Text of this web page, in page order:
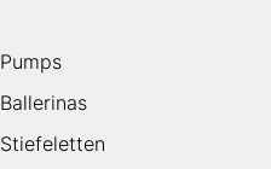
Pumps
Ballerinas
Stiefeletten